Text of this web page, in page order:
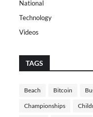
National
Technology
Videos
TAGS
Beach Bitcoin
Championships